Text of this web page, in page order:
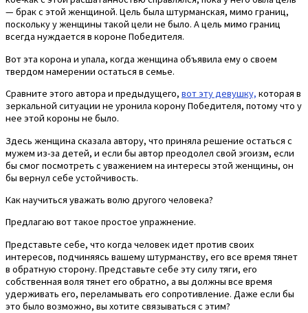
— брак с этой женщиной. Цель была штурманская, мимо границ,
поскольку у женщины такой цели не было. А цель мимо границ
всегда нуждается в короне Победителя.
Вот эта корона и упала, когда женщина объявила ему о своем
твердом намерении остаться в семье.
Сравните этого автора и предыдущего, вот эту девушку, которая в
зеркальной ситуации не уронила корону Победителя, потому что у
нее этой короны не было.
Здесь женщина сказала автору, что приняла решение остаться с
мужем из-за детей, и если бы автор преодолел свой эгоизм, если
бы смог посмотреть с уважением на интересы этой женщины, он
бы вернул себе устойчивость.
Как научиться уважать волю другого человека?
Предлагаю вот такое простое упражнение.
Представьте себе, что когда человек идет против своих
интересов, подчиняясь вашему штурманству, его все время тянет
в обратную сторону. Представьте себе эту силу тяги, его
собственная воля тянет его обратно, а вы должны все время
удерживать его, переламывать его сопротивление. Даже если бы
это было возможно, вы хотите связываться с этим?